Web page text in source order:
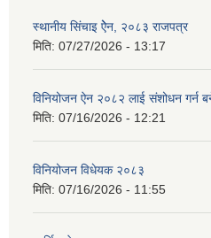
स्थानीय सिंचाइ ऐेन, २०८३ राजपत्र
मिति: 07/27/2026 - 13:17
विनियोजन ऐन २०८२ लाई संशोधन गर्न
मिति: 07/16/2026 - 12:21
विनियोजन विधेयक २०८३
मिति: 07/16/2026 - 11:55